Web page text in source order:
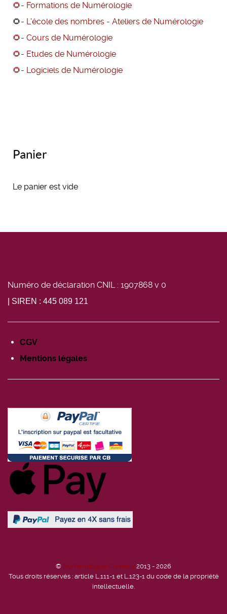
🌻- Formations de Numérologie
🌻- L'école des nombres - Ateliers de Numérologie
🌻- Cours de Numérologie
🌻- Etudes de Numérologie
🌻- Logiciels de Numérologie
Panier
Le panier est vide
Numéro de déclaration CNIL : 1907868 v 0
| SIREN : 445 089 121
CGV
Mentions légales
© Numérologue Conseils 2013 - 2026
Tous droits réservés : article L.111-1 et L.123-1 du code de la propriété
intellectuelle.